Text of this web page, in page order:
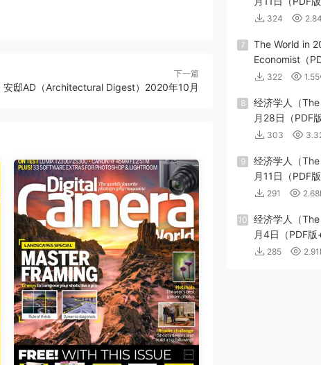
下一篇
安邸AD（Architectural Digest）2020年10月
324
7
The World in
Economist（
322
8
经济学人（
月28日（PDF
303
9
经济学人（
月11日（PDF
291
10
经济学人（
月4日（PDF版
285